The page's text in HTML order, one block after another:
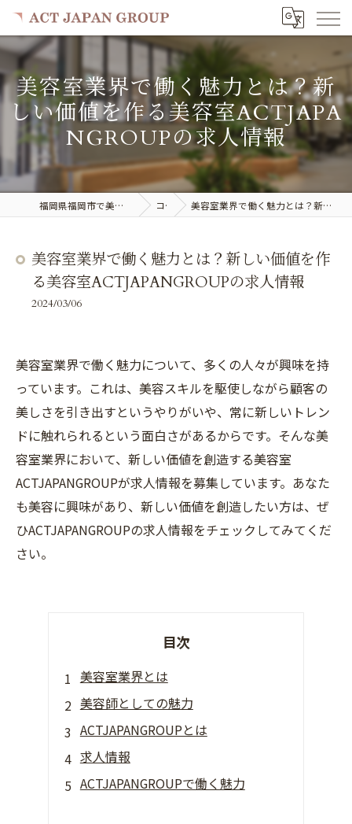
美容室業界で働く魅力とは？新
しい価値を作る美容室ACTJAPA
NGROUPの求人情報
福岡県福岡市で美容室の求人ならACT JAPAN GROUP コラム 美容室業界で働く魅力とは？新しい価値を作る美容室ACTJAPANGROUPの求人情報
美容室業界で働く魅力とは？新しい価値を作
る美容室ACTJAPANGROUPの求人情報
2024/03/06
美容室業界で働く魅力について、多くの人々が興味を持
っています。これは、美容スキルを駆使しながら顧客の
美しさを引き出すというやりがいや、常に新しいトレン
ドに触れられるという面白さがあるからです。そんな美
容室業界において、新しい価値を創造する美容室
ACTJAPANGROUPが求人情報を募集しています。あなた
も美容に興味があり、新しい価値を創造したい方は、ぜ
ひACTJAPANGROUPの求人情報をチェックしてみてくだ
さい。
目次
美容室業界とは
美容師としての魅力
ACTJAPANGROUPとは
求人情報
ACTJAPANGROUPで働く魅力